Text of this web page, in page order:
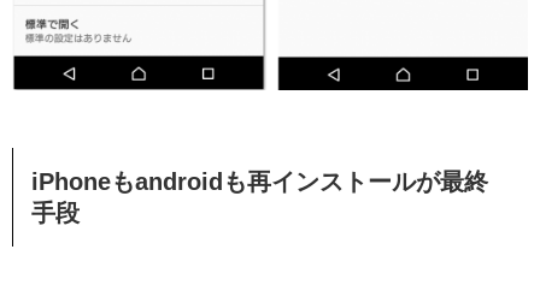
iPhoneもandroidも再インストールが最終
手段